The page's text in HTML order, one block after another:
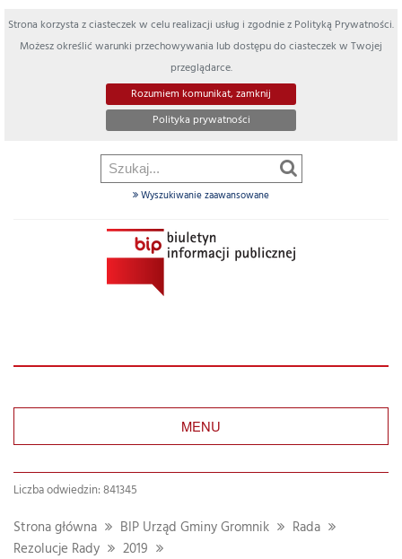
Strona korzysta z ciasteczek w celu realizacji usług i zgodnie z Polityką Prywatności.
Możesz określić warunki przechowywania lub dostępu do ciasteczek w Twojej
przeglądarce.
Rozumiem komunikat, zamknij
Polityka prywatności
Wyszukiwanie zaawansowane
MENU
Liczba odwiedzin: 841345
Strona główna BIP Urząd Gminy Gromnik
Rada
Rezolucje Rady
2019